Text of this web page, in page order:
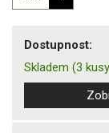
Dostupnost:
Skladem (3